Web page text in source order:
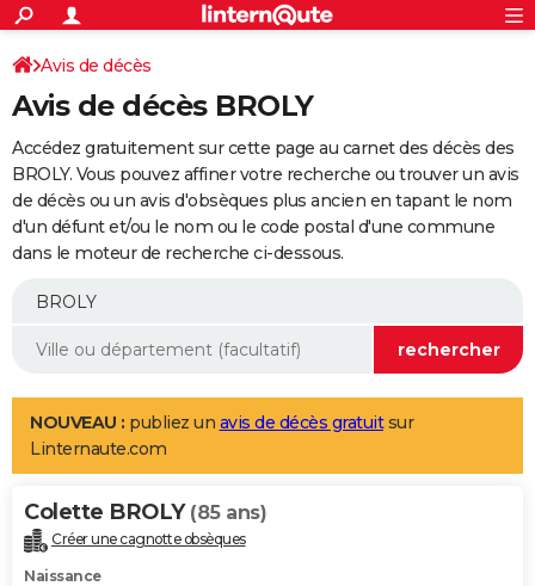
ACTUALITÉS
Politique
Société
Faits Divers
Education
Monde
Villes
+
SPORT
Coupe du monde 2026
Football
Tennis
Cyclisme
Rugby
Forum
Programme TV
TNT
Streaming
Cinéma
Sorties cinéma
Musique
+
FINANCE
Retraite
Impôts
Epargne
Immobilier
Risques naturels par ville
Banque
Assurance
Crédit
AUTO
Essais
Réserver un essai
Citadines
Berlines
SUV
Forum auto
+
Mobiles
Meilleur smartphone
Internet
Ordinateurs
Jeux vidéo
Guide high-tech
Aménagement intérieur
LIFESTYLE
Art de vivre
Bien-être
Loisirs
Mode
Modes de vie
Alimentation
Guide de la santé
Maladies
Médicaments
Sommeil
VOYAGE
Destinations
City break
Voyage nature
Voyage de noces
Forum
Climat
+PHOTO
Avis de décès
Avis de décès BROLY
Accédez gratuitement sur cette page au carnet des décès des
BROLY. Vous pouvez affiner votre recherche ou trouver un avis
de décès ou un avis d'obsèques plus ancien en tapant le nom
d'un défunt et/ou le nom ou le code postal d'une commune
dans le moteur de recherche ci-dessous.
NOUVEAU : publiez un avis de décès gratuitsur
Linternaute.com
Colette BROLY (85 ans)
Créer une cagnotte obsèques
Naissance